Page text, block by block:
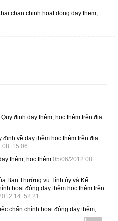
chan chinh hoat dong day them,
định dạy thêm, học thêm trên địa
định về dạy thêm học thêm trên địa
08: 15:06
thêm, học thêm 05/06/2012 08:
Ban Thường vụ Tỉnh ủy và Kế
hoạt động dạy thêm học thêm trên
14: 52:21
chấn chỉnh hoạt động dạy thêm,